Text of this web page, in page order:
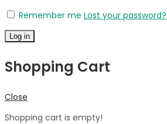
Remember me Lost your password?
Log in
Shopping Cart
Close
Shopping cart is empty!